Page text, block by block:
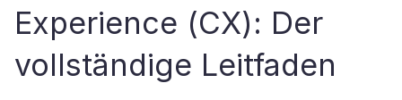
Experience (CX): Der
vollständige Leitfaden